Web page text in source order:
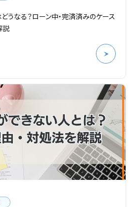
うなる？ローン中・完済済みのケース
説